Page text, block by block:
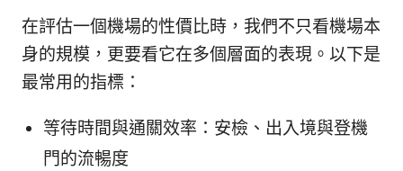
在評估一個機場的性價比時，我們不只看機場本
身的規模，更要看它在多個層面的表現。以下是
最常用的指標：
等待時間與通關效率：安檢、出入境與登機
門的流暢度